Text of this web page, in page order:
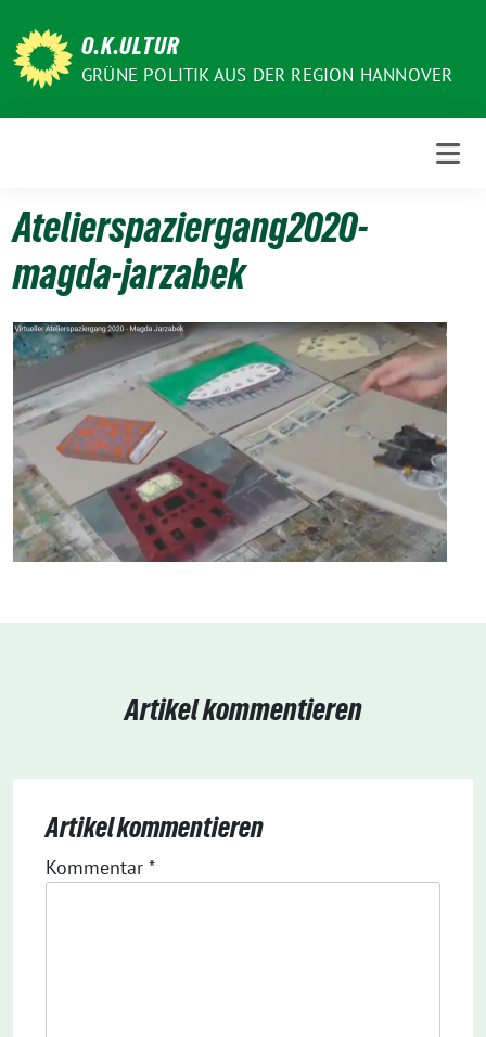
zum
Inhalt
O.K.ULTUR
GRÜNE POLITIK AUS DER REGION HANNOVER
Atelierspaziergang2020-
magda-jarzabek
Artikel kommentieren
Artikel kommentieren
Kommentar *